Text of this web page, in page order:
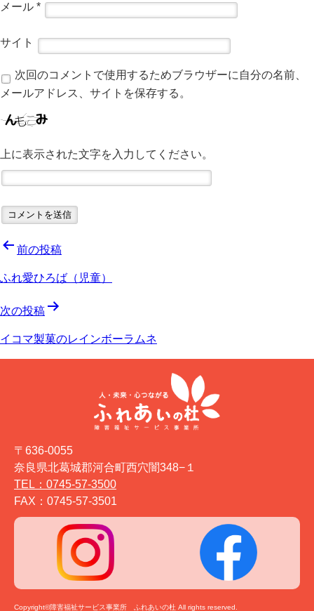
メール *
サイト
次回のコメントで使用するためブラウザーに自分の名前、
メールアドレス、サイトを保存する。
上に表示された文字を入力してください。
投
稿
ン
前の投稿
ふれ愛ひろば（児童）
次の投稿
イコマ製菓のレインボーラムネ
〒636-0055
奈良県北葛城郡河合町西穴闇348−１
TEL：0745-57-3500
FAX：0745-57-3501
Copyright©障害福祉サービス事業所 ふれあいの杜 All rights reserved.